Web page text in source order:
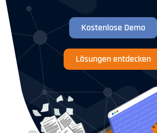
Kostenlose Demo
Lösungen entdecken